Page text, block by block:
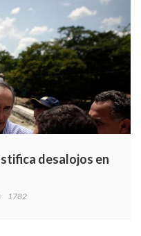
desalojos en
1782